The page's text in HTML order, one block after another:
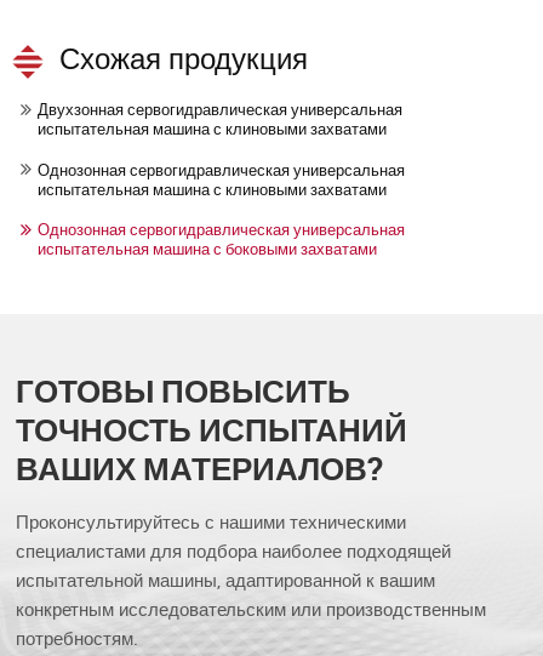
Схожая продукция
Двухзонная сервогидравлическая универсальная
испытательная машина с клиновыми захватами
Однозонная сервогидравлическая универсальная
испытательная машина с клиновыми захватами
Однозонная сервогидравлическая универсальная
испытательная машина с боковыми захватами
ГОТОВЫ ПОВЫСИТЬ
ТОЧНОСТЬ ИСПЫТАНИЙ
ВАШИХ МАТЕРИАЛОВ?
Проконсультируйтесь с нашими техническими
специалистами для подбора наиболее подходящей
испытательной машины, адаптированной к вашим
конкретным исследовательским или производственным
потребностям.